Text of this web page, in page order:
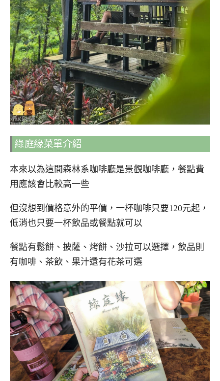
綠庭緣菜單介紹
本來以為這間森林系咖啡廳是景觀咖啡廳，餐點費
用應該會比較高一些
但沒想到價格意外的平價，一杯咖啡只要120元起，
低消也只要一杯飲品或餐點就可以
餐點有鬆餅、披薩、烤餅、沙拉可以選擇，飲品則
有咖啡、茶飲、果汁還有花茶可選